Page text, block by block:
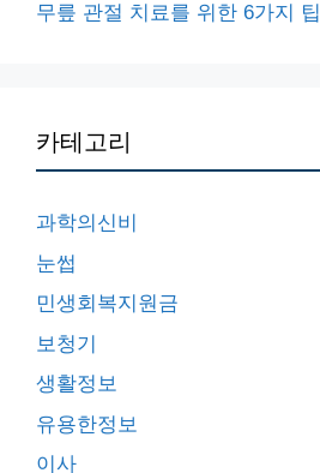
무릎 관절 치료를 위한 6가지 팁
카테고리
과학의신비
눈썹
민생회복지원금
보청기
생활정보
유용한정보
이사